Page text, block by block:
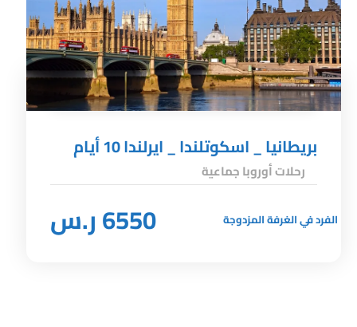
بريطانيا _ اسكوتلندا _ ايرلندا 10 أيام
رحلات أوروبا جماعية
الفرد في الغرفة المزدوجة 6550 ر.س